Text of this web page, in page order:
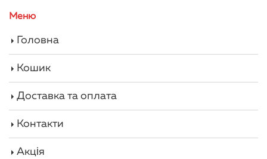
Меню
Головна
Кошик
Доставка та оплата
Контакти
Акція